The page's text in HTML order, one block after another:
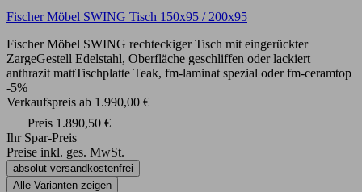
Fischer Möbel SWING Tisch 150x95 / 200x95
Fischer Möbel SWING rechteckiger Tisch mit eingerückter
ZargeGestell Edelstahl, Oberfläche geschliffen oder lackiert
anthrazit mattTischplatte Teak, fm-laminat spezial oder fm-ceramtop
-5%
Verkaufspreis ab 1.990,00 €
Preis 1.890,50 €
Ihr Spar-Preis
Preise inkl. ges. MwSt.
absolut versandkostenfrei
Alle Varianten zeigen